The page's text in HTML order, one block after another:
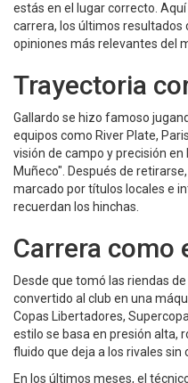
estás en el lugar correcto.
carrera, los últimos resultados
opiniones más relevantes del
Trayectoria
Gallardo se hizo famoso
equipos como River Plate,
visión de campo y precisión en
Muñeco". Después de
marcado por títulos locales e
recuerdan los hinchas.
Carrera como
Desde que tomó las riendas
convertido al club en una
Copas Libertadores,
estilo se basa en presión alta,
fluido que deja a los rivales sin
En los últimos meses, el